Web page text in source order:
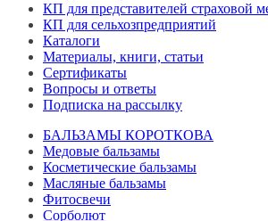
КП для представителей страховой
КП для сельхозпредприятий
Каталоги
Материалы, книги, статьи
Сертификаты
Вопросы и ответы
Подписка на рассылку
БАЛЬЗАМЫ КОРОТКОВА
Медовые бальзамы
Косметические бальзамы
Масляные бальзамы
Фитосвечи
Сорболют